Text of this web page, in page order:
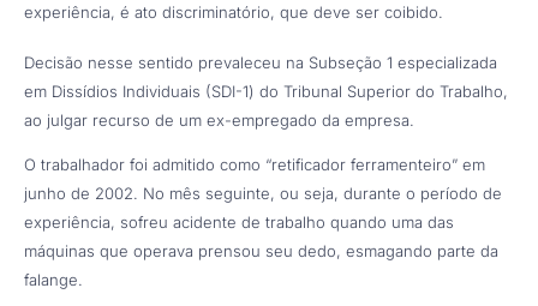
experiência, é ato discriminatório, que deve ser coibido.
Decisão nesse sentido prevaleceu na Subseção 1 especializada
em Dissídios Individuais (SDI-1) do Tribunal Superior do Trabalho,
ao julgar recurso de um ex-empregado da empresa.
O trabalhador foi admitido como “retificador ferramenteiro” em
junho de 2002. No mês seguinte, ou seja, durante o período de
experiência, sofreu acidente de trabalho quando uma das
máquinas que operava prensou seu dedo, esmagando parte da
falange.